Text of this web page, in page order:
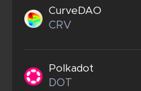
CurveDAO
CRV
Polkadot
DOT